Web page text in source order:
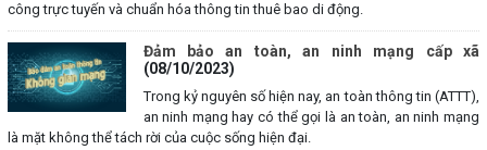
công trực tuyến và chuẩn hóa thông tin thuê bao di động.
Đảm bảo an toàn, an ninh mạng cấp xã
(08/10/2023)
Trong kỷ nguyên số hiện nay, an toàn thông tin (ATTT),
an ninh mạng hay có thể gọi là an toàn, an ninh mạng
là mặt không thể tách rời của cuộc sống hiện đại.